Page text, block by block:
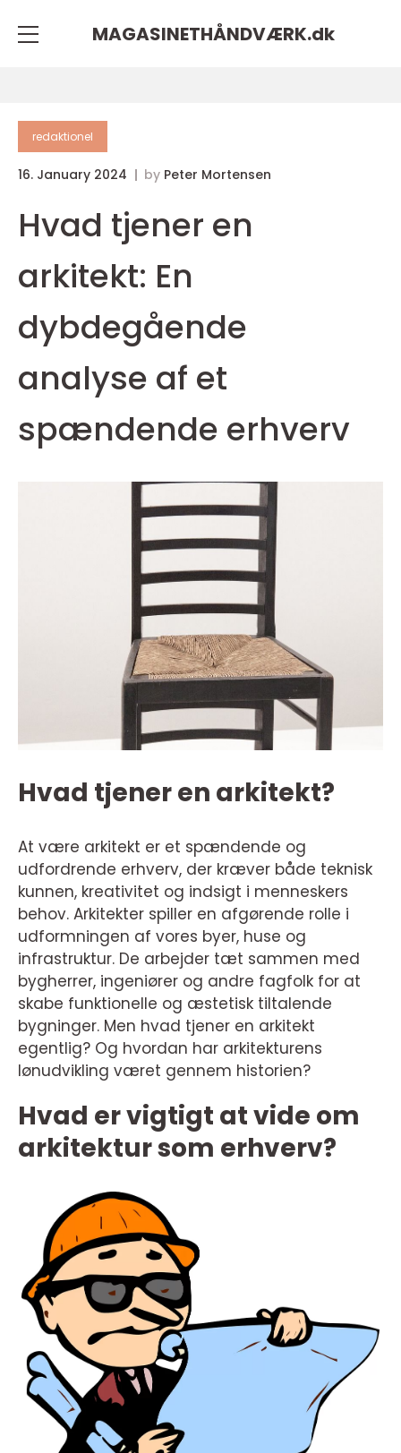
MAGASINETHÅNDVÆRK.dk
redaktionel
16. January 2024 by Peter Mortensen
Hvad tjener en
arkitekt: En
dybdegående
analyse af et
spændende erhverv
Hvad tjener en arkitekt?
At være arkitekt er et spændende og
udfordrende erhverv, der kræver både teknisk
kunnen, kreativitet og indsigt i menneskers
behov. Arkitekter spiller en afgørende rolle i
udformningen af vores byer, huse og
infrastruktur. De arbejder tæt sammen med
bygherrer, ingeniører og andre fagfolk for at
skabe funktionelle og æstetisk tiltalende
bygninger. Men hvad tjener en arkitekt
egentlig? Og hvordan har arkitekturens
lønudvikling været gennem historien?
Hvad er vigtigt at vide om
arkitektur som erhverv?